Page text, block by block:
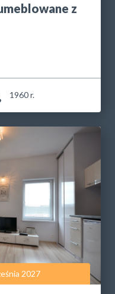
z
1960 r.
2027